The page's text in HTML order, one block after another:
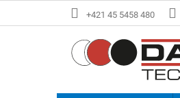
+421 45 5458 480